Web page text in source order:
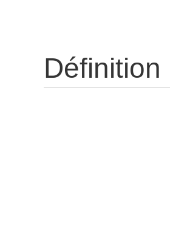
Définition